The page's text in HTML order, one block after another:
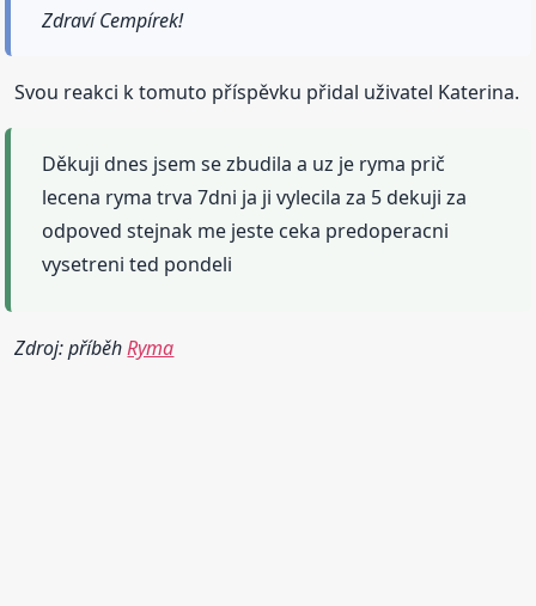
Zdraví Cempírek!
Svou reakci k tomuto příspěvku přidal uživatel Katerina.
Děkuji dnes jsem se zbudila a uz je ryma prič
lecena ryma trva 7dni ja ji vylecila za 5 dekuji za
odpoved stejnak me jeste ceka predoperacni
vysetreni ted pondeli
Zdroj: příběhRyma